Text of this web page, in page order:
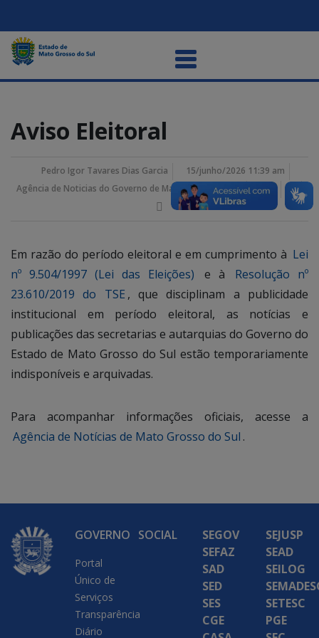
Aviso Eleitoral
Pedro Igor Tavares Dias Garcia
15/junho/2026 11:39 am
Agência de Noticias do Governo de Mato Grosso do Sul
Em razão do período eleitoral e em cumprimento à Lei
nº 9.504/1997 (Lei das Eleições)
e à
Resolução nº
23.610/2019 do TSE , que disciplinam a publicidade
institucional em período eleitoral, as notícias e
publicações das secretarias e autarquias do Governo do
Estado de Mato Grosso do Sul estão temporariamente
indisponíveis e arquivadas.
Para acompanhar informações oficiais, acesse a
Agência de Notícias de Mato Grosso do Sul .
GOVERNO
Portal
Único de
Serviços
Transparência
Diário
SOCIAL
SEGOV
SEFAZ
SAD
SED
SES
CGE
SEJUSP
SEAD
SEILOG
SETESC
PGE